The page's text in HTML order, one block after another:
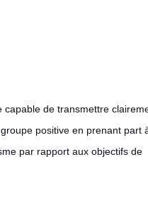
capable de transmettre
positive en prenant part
par rapport aux objectifs de